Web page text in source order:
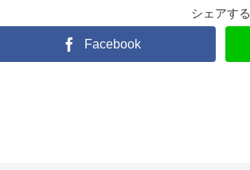
シェアする
Facebook